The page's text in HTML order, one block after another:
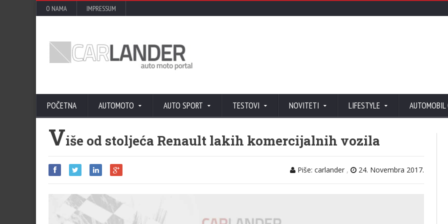
O NAMA IMPRESSUM
POČETNA AUTOMOTO AUTO SPORT TESTOVI NOVITETI LIFESTYLE AUTOMOBIL
Više od stoljeća Renault lakih komercijalnih vozila
Piše: carlander , 24. Novembra 2017.